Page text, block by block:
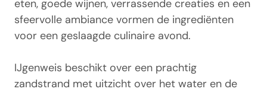
eten, goede wijnen, verrassende creaties en een
sfeervolle ambiance vormen de ingrediënten
voor een geslaagde culinaire avond.
IJgenweis beschikt over een prachtig
zandstrand met uitzicht over het water en de